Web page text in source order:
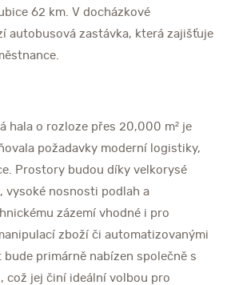
62 km. V docházkové
autobusová zastávka, která zajišťuje
hala o rozloze přes 20,000 m² je
požadavky moderní logistiky,
Prostory budou díky velkorysé
vysoké nosnosti podlah a
zázemí vhodné i pro
zboží či automatizovanými
primárně nabízen společně s
což jej činí ideální volbou pro